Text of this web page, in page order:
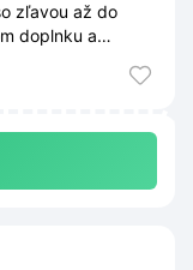
zľavou až do
doplnku a